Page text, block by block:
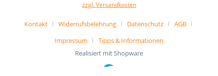
zzgl. Versandkosten
Kontakt Widerrufsbelehrung Datenschutz
AGB
Impressum
Tipps & Informationen
Realisiert mit Shopware